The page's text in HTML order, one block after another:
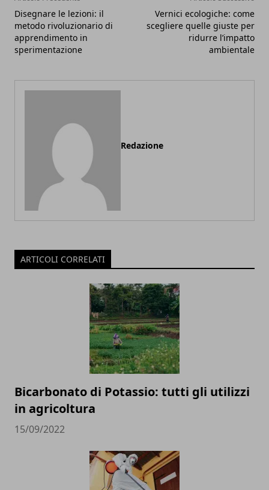
Disegnare le lezioni: il
metodo rivoluzionario di
apprendimento in
sperimentazione
Vernici ecologiche: come
scegliere quelle giuste per
ridurre l’impatto
ambientale
Redazione
ARTICOLI CORRELATI
Bicarbonato di Potassio: tutti gli utilizzi
in agricoltura
15/09/2022